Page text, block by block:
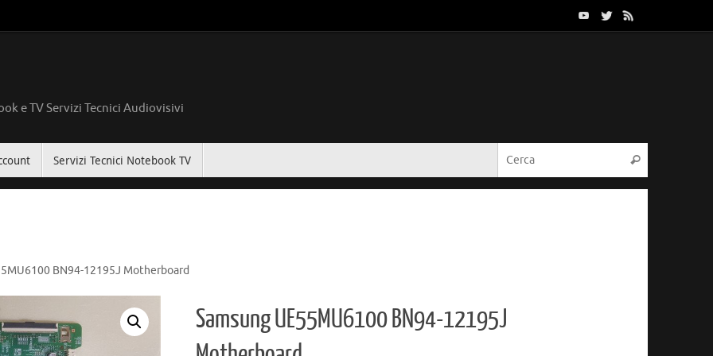
e TV Servizi Tecnici Audiovisivi
Servizi Tecnici Notebook TV Cerca
BN94-12195J Motherboard
Samsung UE55MU6100 BN94-12195J